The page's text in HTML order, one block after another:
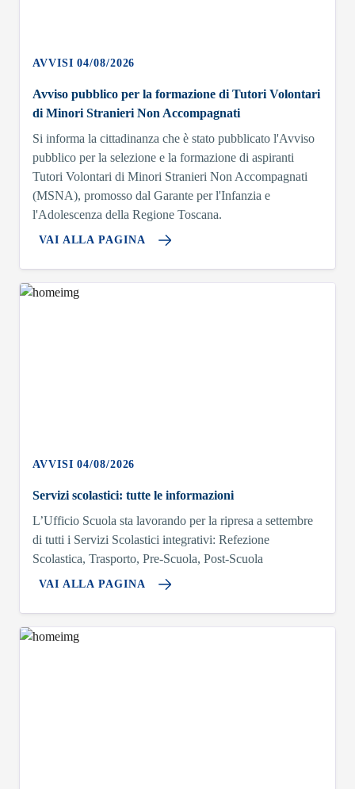
AVVISI 04/08/2026
Avviso pubblico per la formazione di Tutori Volontari
di Minori Stranieri Non Accompagnati
Si informa la cittadinanza che è stato pubblicato l'Avviso
pubblico per la selezione e la formazione di aspiranti
Tutori Volontari di Minori Stranieri Non Accompagnati
(MSNA), promosso dal Garante per l'Infanzia e
l'Adolescenza della Regione Toscana.
VAI ALLA PAGINA
AVVISI 04/08/2026
Servizi scolastici: tutte le informazioni
L’Ufficio Scuola sta lavorando per la ripresa a settembre
di tutti i Servizi Scolastici integrativi: Refezione
Scolastica, Trasporto, Pre-Scuola, Post-Scuola
VAI ALLA PAGINA